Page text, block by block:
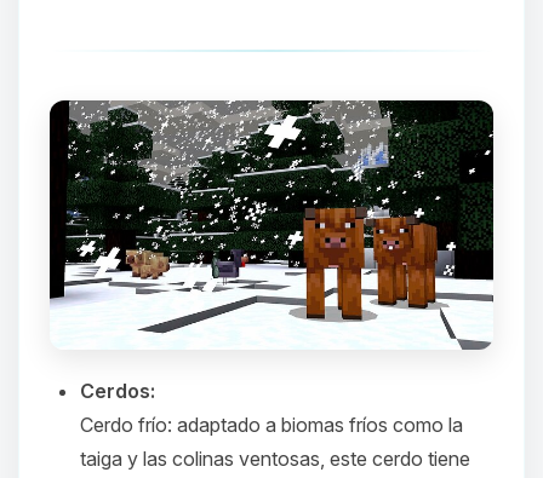
Cerdos:
Cerdo frío: adaptado a biomas fríos como la
taiga y las colinas ventosas, este cerdo tiene